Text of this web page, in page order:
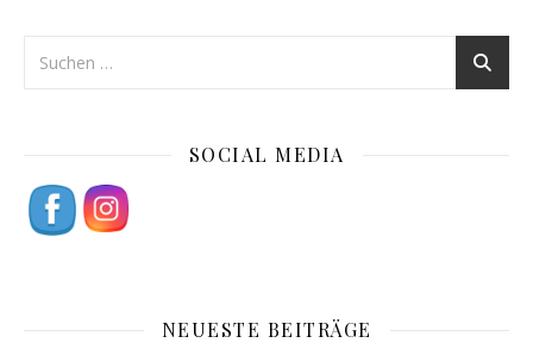
SOCIAL MEDIA
NEUESTE BEITRÄGE